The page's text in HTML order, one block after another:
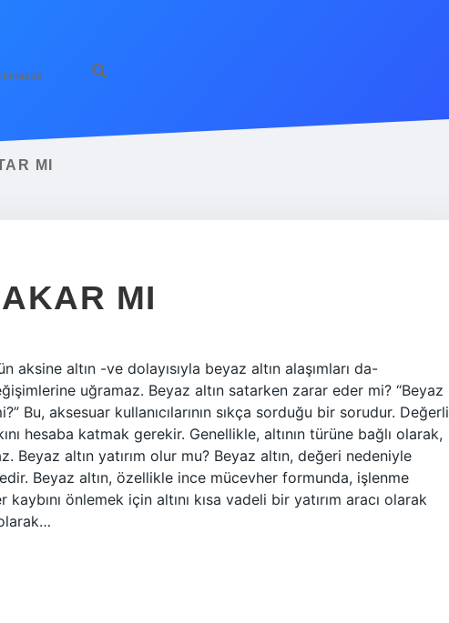
MI
MI
aksine altın -ve dolayısıyla beyaz altın alaşımları da-
uğramaz. Beyaz altın satarken zarar eder mi? “Beyaz
Bu, aksesuar kullanıcılarının sıkça sorduğu bir sorudur. Değerli
hesaba katmak gerekir. Genellikle, altının türüne bağlı olarak,
Beyaz altın yatırım olur mu? Beyaz altın, değeri nedeniyle
Beyaz altın, özellikle ince mücevher formunda, işlenme
önlemek için altını kısa vadeli bir yatırım aracı olarak